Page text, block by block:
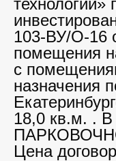
технологий»
103-ВУ/О-16
помещения
с
назначения
18,0 кв.м. .
Цена